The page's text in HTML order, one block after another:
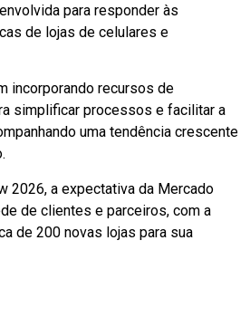
para responder às
de lojas de celulares e
incorporando recursos de
simplificar processos e facilitar a
uma tendência crescente
2026, a expectativa da Mercado
de clientes e parceiros, com a
de 200 novas lojas para sua